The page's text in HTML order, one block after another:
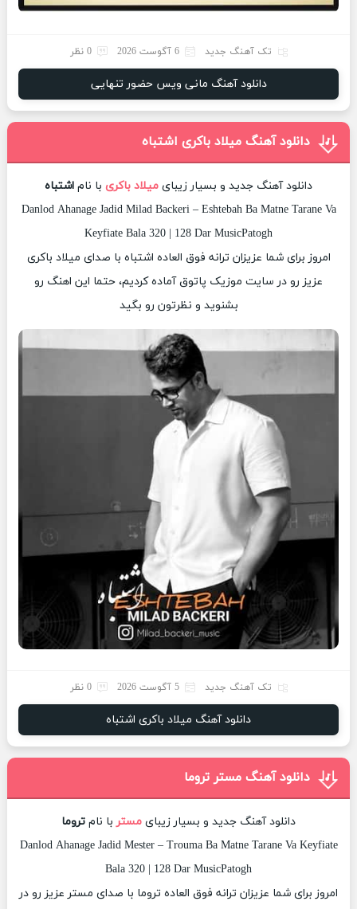
تک آهنگ جدید 6 آگوست 2026 0 نظر
دانلود آهنگ مانی ویس حضور تنهایی
دانلود آهنگ میلاد باکری اشتباه
دانلود آهنگ جدید و بسیار زیبای میلاد باکری با نام اشتباه
Danlod Ahanage Jadid Milad Backeri – Eshtebah Ba Matne Tarane Va
Keyfiate Bala 320 | 128 Dar MusicPatogh
امروز برای شما عزیزان ترانه فوق العاده اشتباه با صدای میلاد باکری
عزیز رو در سایت موزیک پاتوق آماده کردیم، حتما این اهنگ رو
بشنوید و نظرتون رو بگید
تک آهنگ جدید 5 آگوست 2026 0 نظر
دانلود آهنگ میلاد باکری اشتباه
دانلود آهنگ مستر تروما
دانلود آهنگ جدید و بسیار زیبای مستربا نام تروما
Danlod Ahanage Jadid Mester – Trouma Ba Matne Tarane Va Keyfiate
Bala 320 | 128 Dar MusicPatogh
امروز برای شما عزیزان ترانه فوق العاده تروما با صدای مستر عزیز رو در